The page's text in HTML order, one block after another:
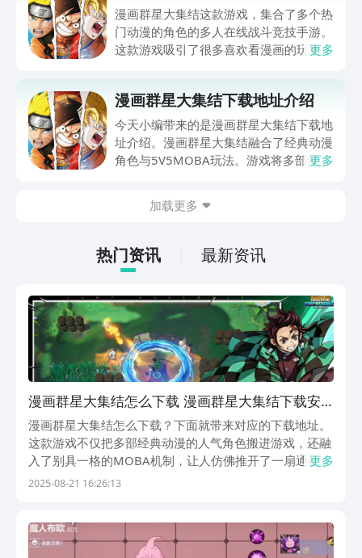
漫画群星大集结这款游戏，集合了多个热
门动漫的角色的多人在线战斗竞技手游。
这款游戏吸引了很多喜欢看漫画的玩家来
大家具体的介绍一下这款游戏的各种游戏
玩法和特色吧，如果大家对这款游戏感兴
趣的话，也可以前往九游APP去进行下载
预约，接下来就跟随着小编的脚步一起来
更多
漫画群星大集结下载地址介绍
今天小编带来的是漫画群星大集结下载地
址介绍。漫画群星大集结融合了经典动漫
角色与5V5MOBA玩法。游戏将多部知名
之旅。这里面的所有角色都拥有自己的特
色搭配与策略应用，体验充满挑战与乐趣
的战斗。
更多
加载更多
热门资讯 最新资讯
漫画群星大集结怎么下载 漫画群星大集结下载安
装链接
漫画群星大集结怎么下载？下面就带来对应的下载地址。
这款游戏不仅把多部经典动漫的人气角色搬进游戏，还融
入了别具一格的MOBA机制，让人仿佛推开了一扇通往全
新次元的大门。在这里，动漫人物不再是屏幕中的影像，
更多
2025-08-21 16:26:13